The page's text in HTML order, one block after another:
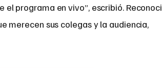
programa en vivo”, escribió.
merecen sus colegas y la audiencia,